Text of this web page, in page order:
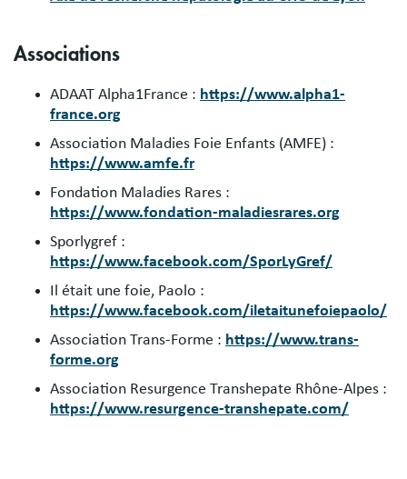
Associations
ADAAT Alpha1France : https://www.alpha1-
france.org
Association Maladies Foie Enfants (AMFE) :
https://www.amfe.fr
Fondation Maladies Rares :
https://www.fondation-maladiesrares.org
Sporlygref :
https://www.facebook.com/SporLyGref/
Il était une foie, Paolo :
https://www.facebook.com/iletaitunefoiepaolo/
Association Trans-Forme : https://www.trans-
forme.org
Association Resurgence Transhepate Rhône-Alpes :
https://www.resurgence-transhepate.com/